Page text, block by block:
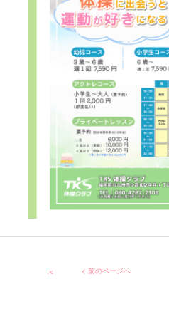
|< < 前のページへ